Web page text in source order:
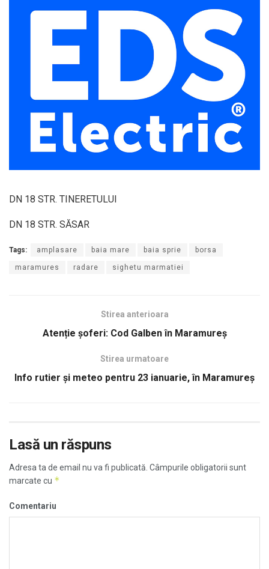
DN 18 STR. TINERETULUI
DN 18 STR. SĂSAR
Tags: amplasare baia mare baia sprie borsa
maramures radare sighetu marmatiei
Stirea anterioara
Atenție șoferi: Cod Galben în Maramureș
Stirea urmatoare
Info rutier şi meteo pentru 23 ianuarie, în Maramureş
Lasă un răspuns
Adresa ta de email nu va fi publicată. Câmpurile obligatorii sunt
marcate cu *
Comentariu